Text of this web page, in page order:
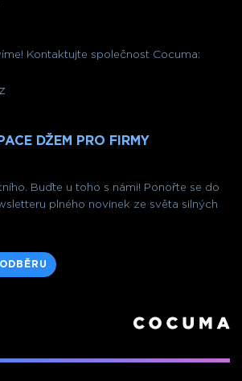
Kontaktujte společnost Cocuma:
DŽEM PRO FIRMY
Buďte u toho s námi! Ponořte se do
plného novinek ze světa silných